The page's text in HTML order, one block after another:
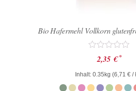
Bio Hafermehl Vollkorn
Bewertet
mit
0
von
5
2,35 € *
Inhalt: 0.35kg (6,71 € /